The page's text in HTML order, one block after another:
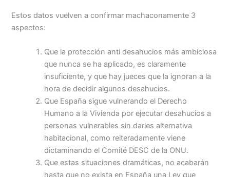
Estos datos vuelven a confirmar machaconamente 3
aspectos:
Que la protección anti desahucios más ambiciosa
que nunca se ha aplicado, es claramente
insuficiente, y que hay jueces que la ignoran a la
hora de decidir algunos desahucios.
Que España sigue vulnerando el Derecho
Humano a la Vivienda por ejecutar desahucios a
personas vulnerables sin darles alternativa
habitacional, como reiteradamente viene
dictaminando el Comité DESC de la ONU.
Que estas situaciones dramáticas, no acabarán
hasta que no exista en España una Ley que